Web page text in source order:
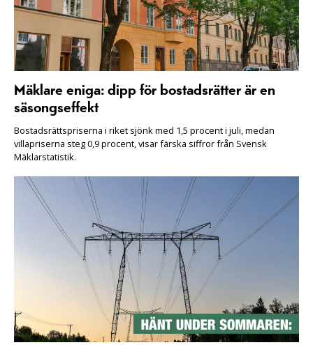
Mäklare eniga: dipp för bostadsrätter är en
säsongseffekt
Bostadsrättspriserna i riket sjönk med 1,5 procent i juli, medan
villapriserna steg 0,9 procent, visar färska siffror från Svensk
Mäklarstatistik.